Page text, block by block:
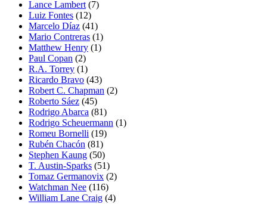
Lance Lambert(7)
Luiz Fontes (12)
Marcelo Díaz (41)
Mario Contreras (1)
Matthew Henry (1)
Paul Copan (2)
R.A. Torrey (1)
Ricardo Bravo (43)
Robert C. Chapman (2)
Roberto Sáez (45)
Rodrigo Abarca (81)
Rodrigo Scheuermann (1)
Romeu Bornelli (19)
Rubén Chacón (81)
Stephen Kaung (50)
T. Austin-Sparks (51)
Tomaz Germanovix (2)
Watchman Nee (116)
William Lane Craig (4)